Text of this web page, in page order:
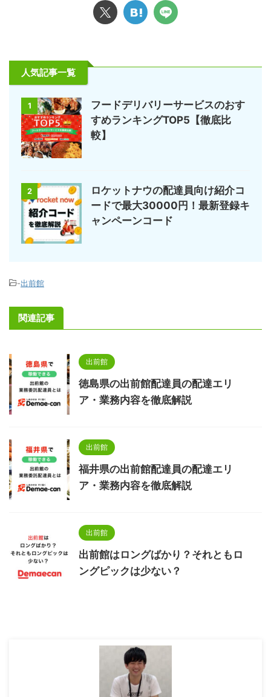
人気記事一覧
1
フードデリバリーサービスのおす
すめランキングTOP5【徹底比
較】
2
ロケットナウの配達員向け紹介コ
ードで最大30000円！最新登録キ
ャンペーンコード
-出前館
関連記事
出前館
徳島県の出前館配達員の配達エリ
ア・業務内容を徹底解説
出前館
福井県の出前館配達員の配達エリ
ア・業務内容を徹底解説
出前館
出前館はロングばかり？それともロ
ングピックは少ない？